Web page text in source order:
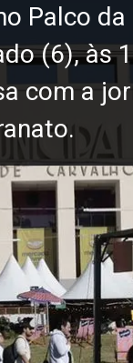
Palco da
(6), às
com a